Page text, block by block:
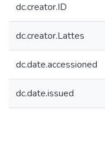
dc.creator.ID
dc.creator.Lattes
dc.date.accessioned
dc.date.issued